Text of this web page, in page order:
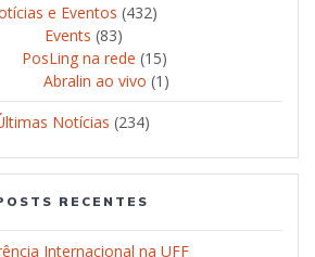
e Eventos (432)
Events (83)
PosLing na rede (15)
Abralin ao vivo (1)
Notícias (234)
RECENTES
Internacional na UFF